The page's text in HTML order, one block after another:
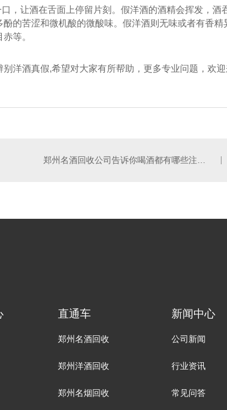
，让酒在舌面上停留片刻。假洋酒的酒精会挥发，酒
的苦涩和微机酸的微酸味。假洋酒则无味或者有香精
等。
洋酒真假,希望对大家有所帮助，更多专业问题，欢
郑州名酒回收公司告诉你喝酒都有哪些注意事项。
直通车
郑州名酒回收
郑州洋酒回收
郑州名烟回收
新闻中心
公司新闻
行业资讯
常见问答